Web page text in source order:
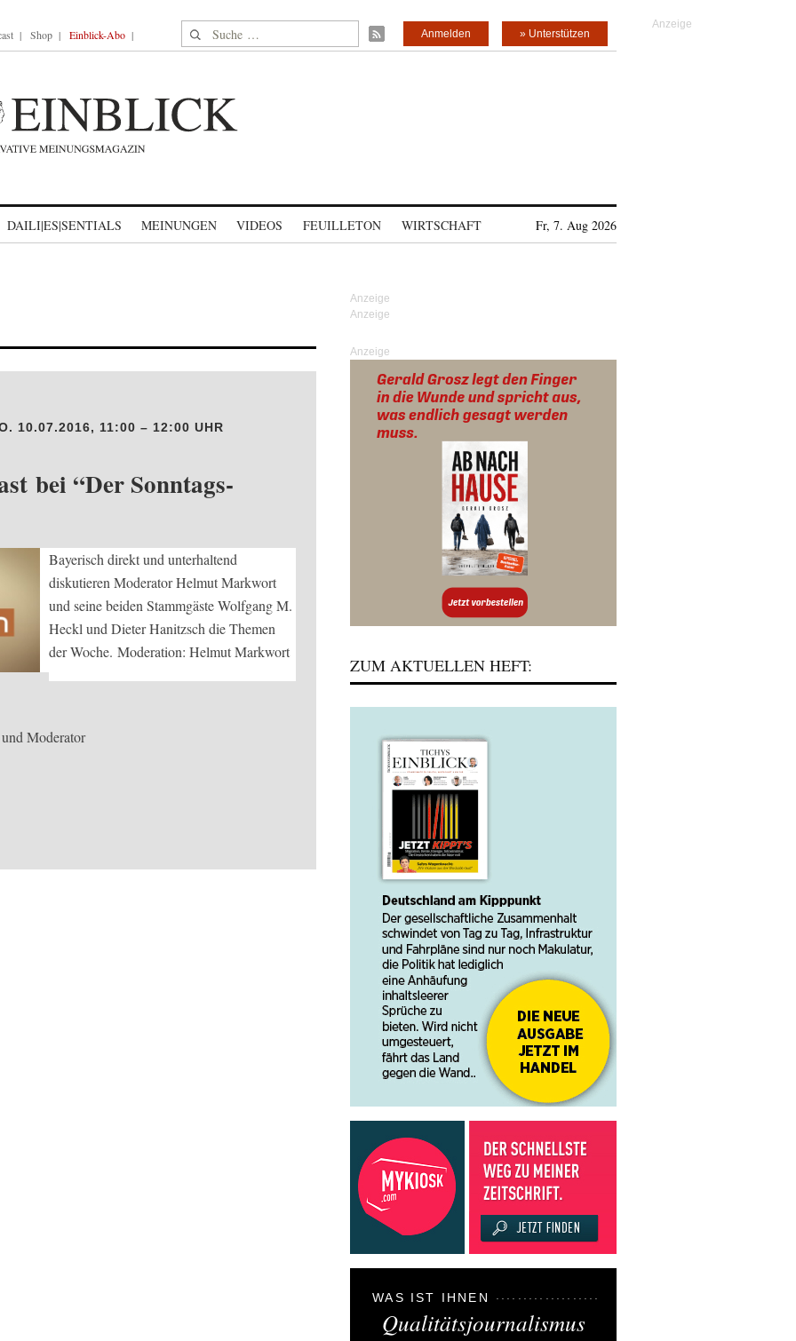
Shop Einblick-Abo Suche nach: » Unterstützen
Anmelden
DAILI|ES|SENTIALS MEINUNGEN VIDEOS FEUILLETON WIRTSCHAFT Fr, 7. Aug 2026
10.07.2016, 11:00 – 12:00 UHR
bei “Der Sonntags-
Bayerisch direkt und unterhaltend
diskutieren Moderator Helmut Markwort
und seine beiden Stammgäste Wolfgang M.
Heckl und Dieter Hanitzsch die Themen
der Woche. Moderation: Helmut Markwort
Moderator
Anzeige
ZUM AKTUELLEN HEFT:
WAS IST IHNEN
Qualitätsjournalismus